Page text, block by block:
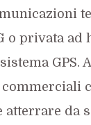
o privata ad
GPS.
atterrare da